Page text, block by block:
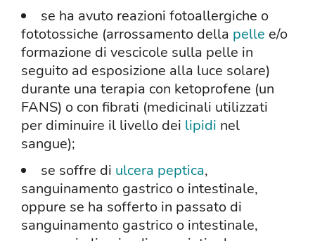
se ha avuto reazioni fotoallergiche o
fototossiche (arrossamento della pelle e/o
formazione di vescicole sulla pelle in
seguito ad esposizione alla luce solare)
durante una terapia con ketoprofene (un
FANS) o con fibrati (medicinali utilizzati
per diminuire il livello dei lipidi nel
sangue);
se soffre di ulcera peptica,
sanguinamento gastrico o intestinale,
oppure se ha sofferto in passato di
sanguinamento gastrico o intestinale,